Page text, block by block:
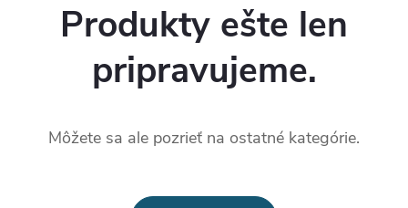
Produkty ešte len
pripravujeme.
Môžete sa ale pozrieť na ostatné kategórie.